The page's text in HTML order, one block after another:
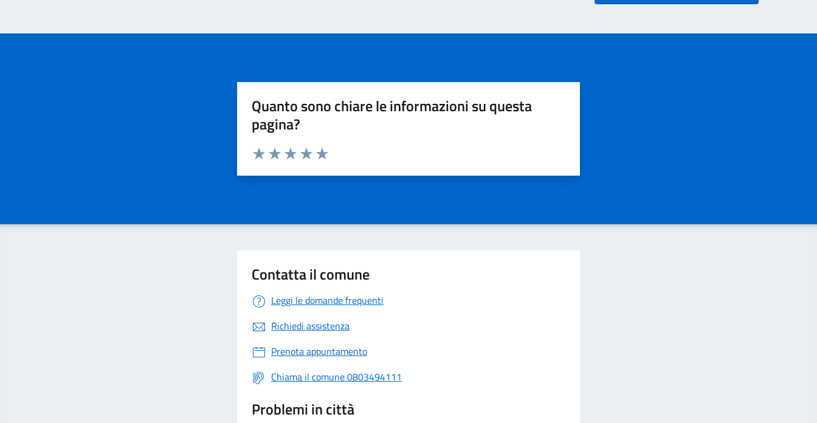
Quanto sono chiare le informazioni su questa
pagina?
Valuta da 1 a 5 stelle la pagina
Contatta il comune
Leggi le domande frequenti
Richiedi assistenza
Prenota appuntamento
Chiama il comune 0803494111
Problemi in città